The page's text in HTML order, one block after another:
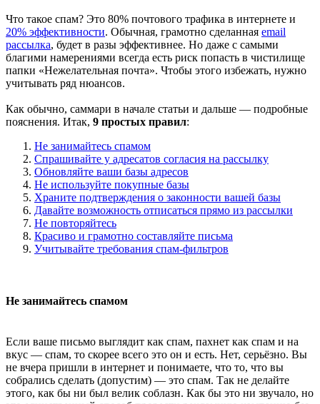
Что такое спам? Это 80% почтового трафика в интернете и
20% эффективности. Обычная, грамотно сделанная email
рассылка, будет в разы эффективнее. Но даже с самыми
благими намерениями всегда есть риск попасть в чистилище
папки «Нежелательная почта». Чтобы этого избежать, нужно
учитывать ряд нюансов.
Как обычно, саммари в начале статьи и дальше — подробные
пояснения. Итак, 9 простых правил:
Не занимайтесь спамом
Спрашивайте у адресатов согласия на рассылку
Обновляйте ваши базы адресов
Не используйте покупные базы
Храните подтверждения о законности вашей базы
Давайте возможность отписаться прямо из рассылки
Не повторяйтесь
Красиво и грамотно составляйте письма
Учитывайте требования спам-фильтров
Не занимайтесь спамом
Если ваше письмо выглядит как спам, пахнет как спам и на
вкус — спам, то скорее всего это он и есть. Нет, серьёзно. Вы
не вчера пришли в интернет и понимаете, что то, что вы
собрались сделать (допустим) — это спам. Так не делайте
этого, как бы ни был велик соблазн. Как бы это ни звучало, но